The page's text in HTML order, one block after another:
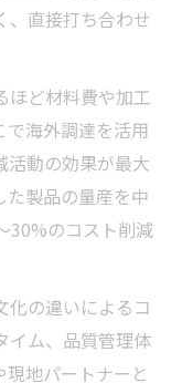
、直接打ち合わせ
ほど材料費や加工
で海外調達を活用
活動の効果が最大
製品の量産を中
30%のコスト削減
化の違いによるコ
イム、品質管理体
地パートナーと